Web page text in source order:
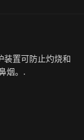
置可防止灼烧和
烟。.